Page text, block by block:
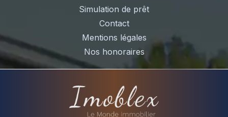
Simulation de prêt
Contact
Mentions légales
Nos honoraires